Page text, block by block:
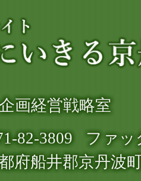
画経営戦略室
82-3809
ファッ
府船井郡京丹波